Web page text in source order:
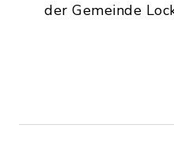
der Gemeinde